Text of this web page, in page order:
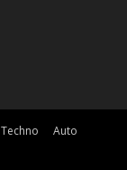
Techno
Auto